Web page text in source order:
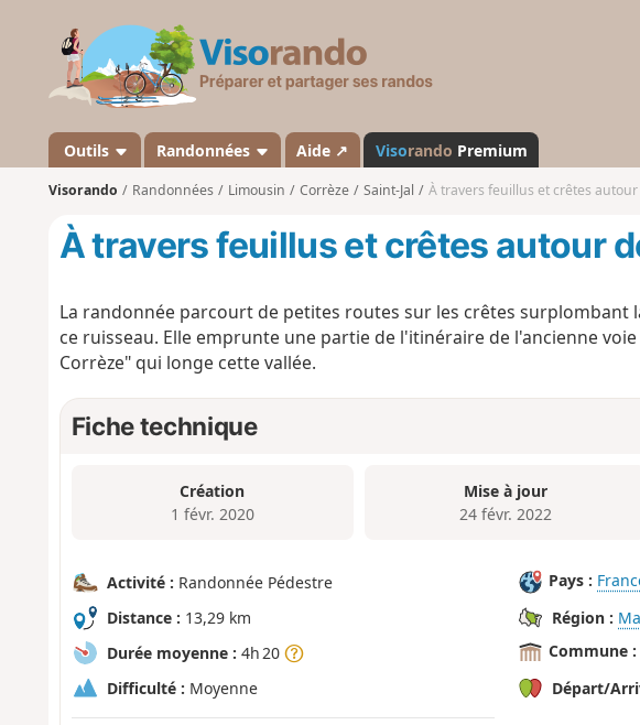
s
a
n
d
Outils Randonnées Aide ↗ Visorando Premium
Visorando Randonnées Limousin Corrèze Saint-Jal À travers feuillus et crêtes autour
À travers feuillus et crêtes autour
La randonnée parcourt de petites routes sur les crêtes surplombant
ce ruisseau. Elle emprunte une partie de l'itinéraire de l'ancienne
Corrèze" qui longe cette vallée.
Fiche technique
Création
1 févr. 2020
Mise à jour
24 févr. 2022
Activité : Randonnée Pédestre
Distance : 13,29 km
Durée moyenne : 4h 20
Difficulté : Moyenne
Pays :
Région :
Commune :
Départ/